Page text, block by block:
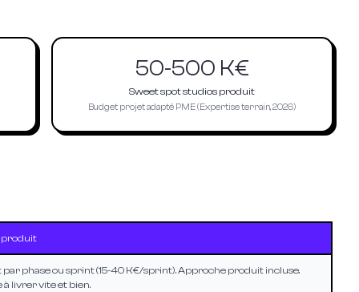
50-500 K€
Sweet spot studios produit
Budget projet adapté PME (Expertise terrain, 2026)
produit
par phase ou sprint (15-40 K€/sprint). Approche produit incluse.
à livrer vite et bien.